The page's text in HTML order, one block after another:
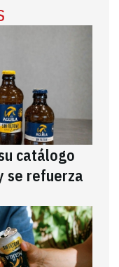
catálogo
se refuerza